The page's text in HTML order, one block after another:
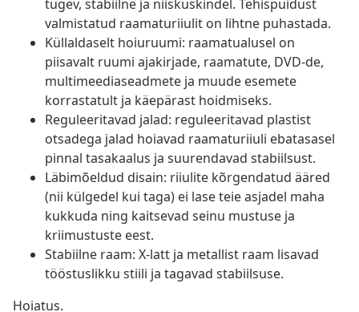
tugev, stabiilne ja niiskuskindel. Tehispuidust
valmistatud raamaturiiulit on lihtne puhastada.
Küllaldaselt hoiuruumi: raamatualusel on
piisavalt ruumi ajakirjade, raamatute, DVD-de,
multimeediaseadmete ja muude esemete
korrastatult ja käepärast hoidmiseks.
Reguleeritavad jalad: reguleeritavad plastist
otsadega jalad hoiavad raamaturiiuli ebatasasel
pinnal tasakaalus ja suurendavad stabiilsust.
Läbimõeldud disain: riiulite kõrgendatud ääred
(nii külgedel kui taga) ei lase teie asjadel maha
kukkuda ning kaitsevad seinu mustuse ja
kriimustuste eest.
Stabiilne raam: X-latt ja metallist raam lisavad
tööstuslikku stiili ja tagavad stabiilsuse.
Hoiatus.